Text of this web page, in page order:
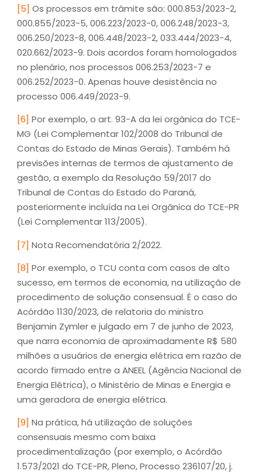
[5] Os processos em trâmite são: 000.853/2023-2,
000.855/2023-5, 006.223/2023-0, 006.248/2023-3,
006.250/2023-8, 006.448/2023-2, 033.444/2023-4,
020.662/2023-9. Dois acordos foram homologados
no plenário, nos processos 006.253/2023-7 e
006.252/2023-0. Apenas houve desistência no
processo 006.449/2023-9.
[6] Por exemplo, o art. 93-A da lei orgânica do TCE-
MG (Lei Complementar 102/2008 do Tribunal de
Contas do Estado de Minas Gerais). Também há
previsões internas de termos de ajustamento de
gestão, a exemplo da Resolução 59/2017 do
Tribunal de Contas do Estado do Paraná,
posteriormente incluída na Lei Orgânica do TCE-PR
(Lei Complementar 113/2005).
[7] Nota Recomendatória 2/2022.
[8] Por exemplo, o TCU conta com casos de alto
sucesso, em termos de economia, na utilização de
procedimento de solução consensual. É o caso do
Acórdão 1130/2023, de relatoria do ministro
Benjamin Zymler e julgado em 7 de junho de 2023,
que narra economia de aproximadamente R$ 580
milhões a usuários de energia elétrica em razão de
acordo firmado entre a ANEEL (Agência Nacional de
Energia Elétrica), o Ministério de Minas e Energia e
uma geradora de energia elétrica.
[9] Na prática, há utilização de soluções
consensuais mesmo com baixa
procedimentalização (por exemplo, o Acórdão
1.573/2021 do TCE-PR, Pleno, Processo 236107/20, j.